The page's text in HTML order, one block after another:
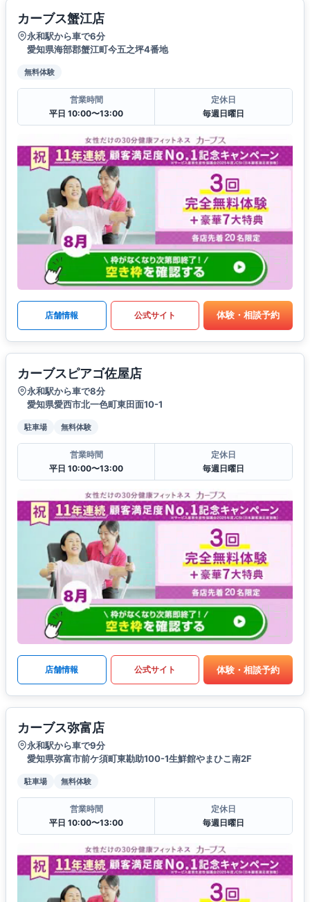
カーブス蟹江店
永和駅から車で6分
愛知県海部郡蟹江町今五之坪4番地
無料体験
営業時間
平日 10:00〜13:00
定休日
毎週日曜日
店舗情報 公式サイト 体験・相談予約
カーブスピアゴ佐屋店
永和駅から車で8分
愛知県愛西市北一色町東田面10-1
駐車場 無料体験
営業時間
平日 10:00〜13:00
定休日
毎週日曜日
店舗情報 公式サイト 体験・相談予約
カーブス弥富店
永和駅から車で9分
愛知県弥富市前ケ須町東勘助100-1生鮮館やまひこ南2F
駐車場 無料体験
営業時間
平日 10:00〜13:00
定休日
毎週日曜日